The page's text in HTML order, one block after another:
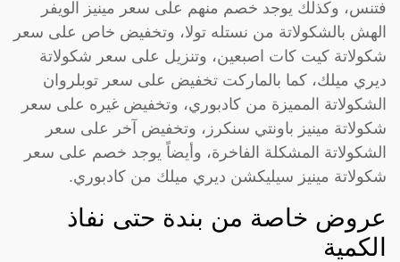
فتنس، وكذلك يوجد خصم منهم على سعر مينيز الويفر
الهش بالشكولاتة من نستله تولا، وتخفيض خاص على سعر
شكولاتة كيت كات اصبعين، وتنزيل على سعر شكولاتة
ديري ميلك، كما بالماركت تخفيض على سعر توبلروان
الشكولاتة المميزة من كادبوري، وتخفيض غيره على سعر
شكولاتة مينيز باونتي سنكرز، وتخفيض آخر على سعر
الشكولاتة المشكلة الفاخرة، وأيضاً يوجد خصم على سعر
شكولاتة مينيز سيليكشن ديري ميلك من كادبوري.
عروض خاصة من بندة حتى نفاذ
الكمية